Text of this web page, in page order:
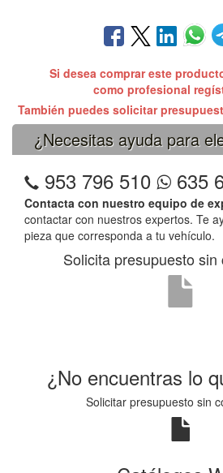
Si desea comprar este
como profesional
También puedes solicitar
¿Necesitas ayuda para
953 796 510 635
Contacta con nuestro equipo de
contactar con nuestros expertos. Te
pieza que corresponda a tu vehículo.
Solicita presupuesto sin
¿No encuentras lo
Solicitar presupuesto sin